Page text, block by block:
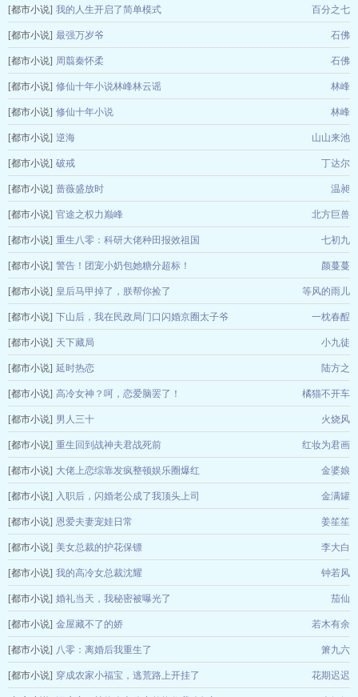
[都市小说] 我的人生开启了简单模式 百分之七
[都市小说] 最强万岁爷 石佛
[都市小说] 周翦秦怀柔 石佛
[都市小说] 修仙十年小说林峰林云谣 林峰
[都市小说] 修仙十年小说 林峰
[都市小说] 逆海 山山来池
[都市小说] 破戒 丁达尔
[都市小说] 蔷薇盛放时 温昶
[都市小说] 官途之权力巅峰 北方巨兽
[都市小说] 重生八零：科研大佬种田报效祖国 七初九
[都市小说] 警告！团宠小奶包她糖分超标！ 颜蔓蔓
[都市小说] 皇后马甲掉了，朕帮你捡了 等风的雨儿
[都市小说] 下山后，我在民政局门口闪婚京圈太子爷 一枕春酲
[都市小说] 天下藏局 小九徒
[都市小说] 延时热恋 陆方之
[都市小说] 高冷女神？呵，恋爱脑罢了！ 橘猫不开车
[都市小说] 男人三十 火烧风
[都市小说] 重生回到战神夫君战死前 红妆为君画
[都市小说] 大佬上恋综靠发疯整顿娱乐圈爆红 金婆娘
[都市小说] 入职后，闪婚老公成了我顶头上司 金满罐
[都市小说] 恩爱夫妻宠娃日常 姜笙笙
[都市小说] 美女总裁的护花保镖 李大白
[都市小说] 我的高冷女总裁沈耀 钟若风
[都市小说] 婚礼当天，我秘密被曝光了 茄仙
[都市小说] 金屋藏不了的娇 若木有余
[都市小说] 八零：离婚后我重生了 箫九六
[都市小说] 穿成农家小福宝，逃荒路上开挂了 花期迟迟